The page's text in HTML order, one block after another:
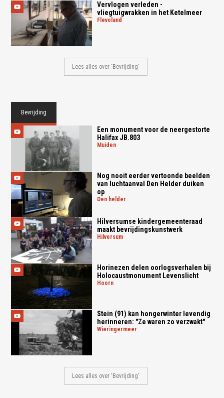
Vervlogen verleden -
vliegtuigwrakken in het Ketelmeer
flevoland
Lees alles over 'Bevrijding'
Bevrijding
Een monument voor de neergestorte
Halifax JB.803
muiden
Nog nooit eerder vertoonde beelden
van luchtaanval Den Helder duiken
op
den helder
Hilversumse kindergemeenteraad
maakt bevrijdingskunstwerk
hilversum
Horinezen delen oorlogsverhalen bij
Holocaustmonument Levenslicht
hoorn
Stein (91) kan hongerwinter levendig
herinneren: "Ze waren zo verzwakt"
wieringermeer
Lees alles over 'Bevrijding'